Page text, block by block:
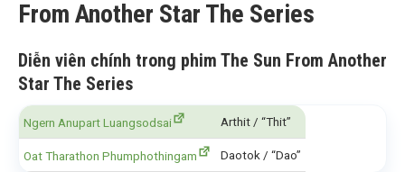
From Another Star The Series
Diễn viên chính trong phim The Sun From Another
Star The Series
Ngern Anupart Luangsodsai Arthit / “Thit”
Oat Tharathon Phumphothingam Daotok / “Dao”